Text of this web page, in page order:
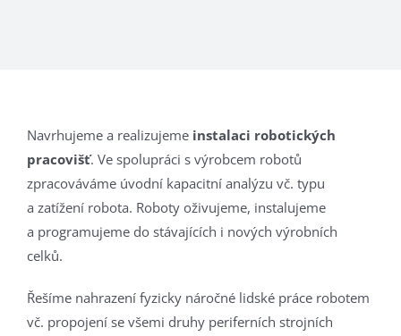
Navrhujeme a realizujeme instalaci robotických
pracovišť. Ve spolupráci s výrobcem robotů
zpracováváme úvodní kapacitní analýzu vč. typu
a zatížení robota. Roboty oživujeme, instalujeme
a programujeme do stávajících i nových výrobních
celků.
Řešíme nahrazení fyzicky náročné lidské práce robotem
vč. propojení se všemi druhy periferních strojních